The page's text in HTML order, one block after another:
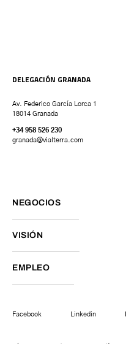
DELEGACIÓN GRANADA
Av. Federico García Lorca 1
18014 Granada
+34 958 526 230
granada@vialterra.com
NEGOCIOS
VISIÓN
EMPLEO
Facebook Linkedin